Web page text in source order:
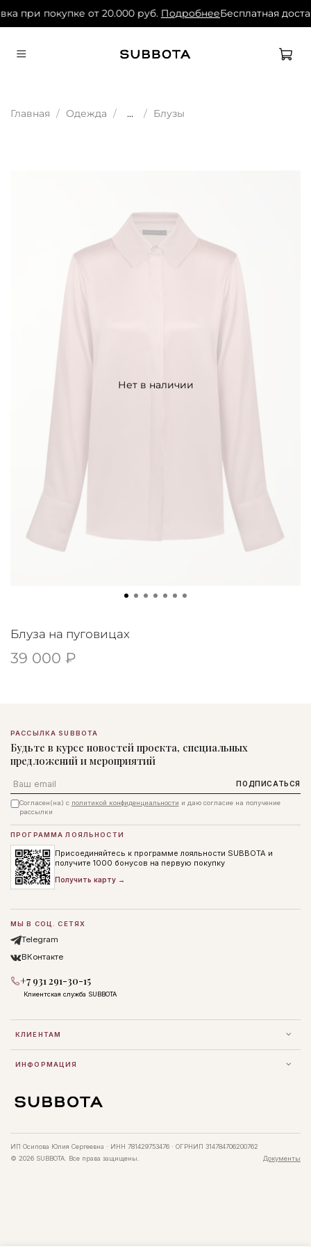
при покупке от 20.000 руб. ПодробнееБесплатная
Главная Одежда ... Блузы
Нет в наличии
Блуза на пуговицах
39 000 ₽
РАССЫЛКА SUBBOTA
Будьте в курсе новостей проекта, специальных
предложений и мероприятий
Email ПОДПИСАТЬСЯ
Согласен(на) с политикой конфиденциальности и даю согласие на получение
рассылки
КЛИЕНТАМ
ИНФОРМАЦИЯ
ПРОГРАММА ЛОЯЛЬНОСТИ
Присоединяйтесь к программе лояльности SUBBOTA и
получите 1000 бонусов на первую покупку
Получить карту →
МЫ В СОЦ. СЕТЯХ
Telegram
ВКонтакте
+7 931 291-30-15
Клиентская служба SUBBOTA
ИП Осипова Юлия Сергеевна · ИНН 781429753476 · ОГРНИП 314784706200762
© 2026 SUBBOTA. Все права защищены.
Документы